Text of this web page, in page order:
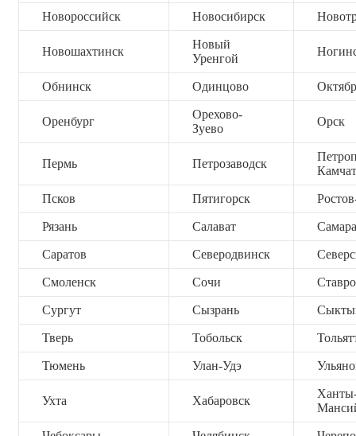
Новороссийск Новосибирск
Новошахтинск
Новый
Уренгой
Обнинск Одинцово
Оренбург
Орехово-
Зуево
Орск
Пермь Петрозаводск
Псков Пятигорск
Рязань Салават Самара
Саратов Северодвинск
Смоленск Сочи
Сургут Сызрань
Тверь Тобольск
Тюмень Улан-Удэ
Ухта Хабаровск